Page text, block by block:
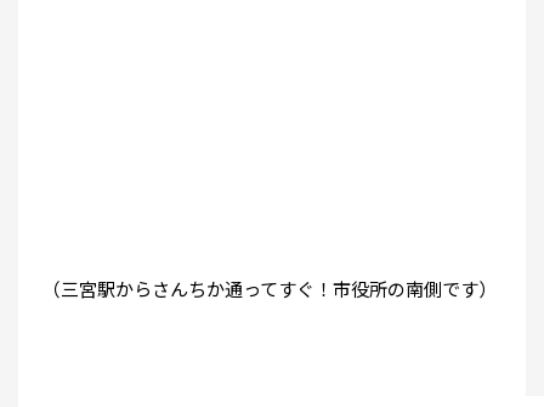
（三宮駅からさんちか通ってすぐ！市役所の南側です）